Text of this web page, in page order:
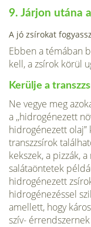
9. Járjon utána
A jó zsírokat
Ebben a témában
kell, a zsírok körül
Kerülje a
Ne vegye meg
a ,,hidrogénezett
hidrogénezett olaj”
transzzsírok
kekszek, a pizzák,
sa­látaöntetek
hidrogénezett
hidrogénezéssel
amellett, hogy
szív-